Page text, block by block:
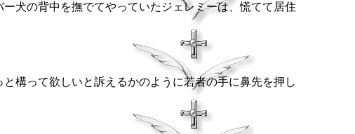
犬の背中を撫でてやっていたジェレミーは、慌てて居住
構って欲しいと訴えるかのように若者の手に鼻先を押し